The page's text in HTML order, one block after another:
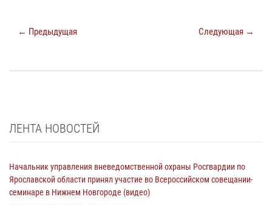
← Предыдущая Следующая →
ЛЕНТА НОВОСТЕЙ
Начальник управления вневедомственной охраны Росгвардии по
Ярославской области принял участие во Всероссийском совещании-
семинаре в Нижнем Новгороде (видео)